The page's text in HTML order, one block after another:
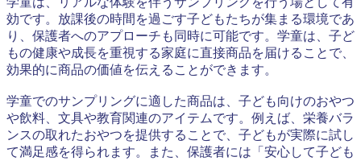
効です。放課後の時間を過ごす子どもたちが集まる環境であ
り、保護者へのアプローチも同時に可能です。学童は、子ど
もの健康や成長を重視する家庭に直接商品を届けることで、
効果的に商品の価値を伝えることができます。
学童でのサンプリングに適した商品は、子ども向けのおやつ
や飲料、文具や教育関連のアイテムです。例えば、栄養バラ
ンスの取れたおやつを提供することで、子どもが実際に試し
て満足感を得られます。また、保護者には「安心して子ども